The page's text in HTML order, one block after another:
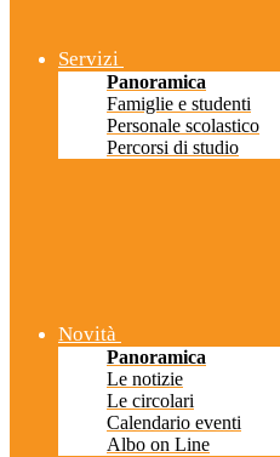
Servizi
Panoramica
Famiglie e studenti
Personale scolastico
Percorsi di studio
Novità
Panoramica
Le notizie
Le circolari
Calendario eventi
Albo on Line